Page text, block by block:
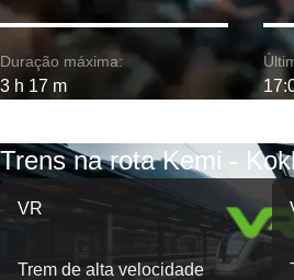
Duração máxima:
3 h 17 m
Trens na rota Kemi -
VR
Trem de alta velocidade